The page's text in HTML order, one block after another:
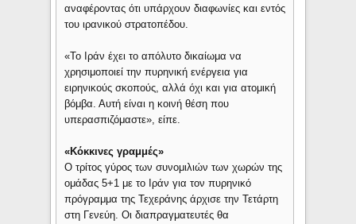
αναφέροντας ότι υπάρχουν διαφωνίες και εντός
του ιρανικού στρατοπέδου.
«Το Ιράν έχει το απόλυτο δικαίωμα να
χρησιμοποιεί την πυρηνική ενέργεια για
ειρηνικούς σκοπούς, αλλά όχι και για ατομική
βόμβα. Αυτή είναι η κοινή θέση που
υπερασπιζόμαστε», είπε.
«Κόκκινες γραμμές»
Ο τρίτος γύρος των συνομιλιών των χωρών της
ομάδας 5+1 με το Ιράν για τον πυρηνικό
πρόγραμμα της Τεχεράνης άρχισε την Τετάρτη
στη Γενεύη. Οι διαπραγματευτές θα